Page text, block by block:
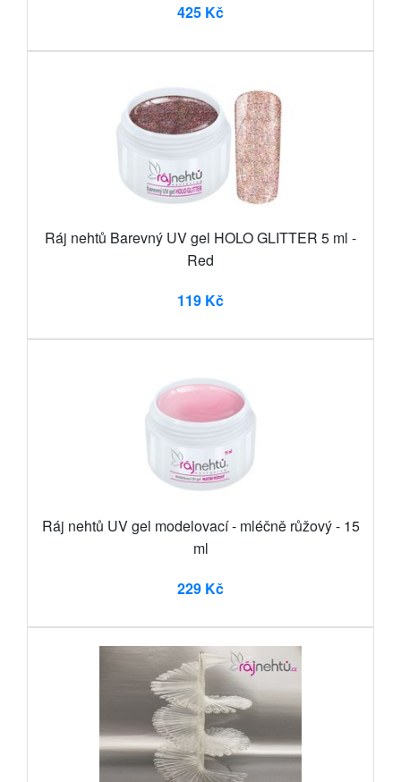
425 Kč
Ráj nehtů Barevný UV gel HOLO GLITTER 5 ml -
Red
119 Kč
Ráj nehtů UV gel modelovací - mléčně růžový - 15
ml
229 Kč